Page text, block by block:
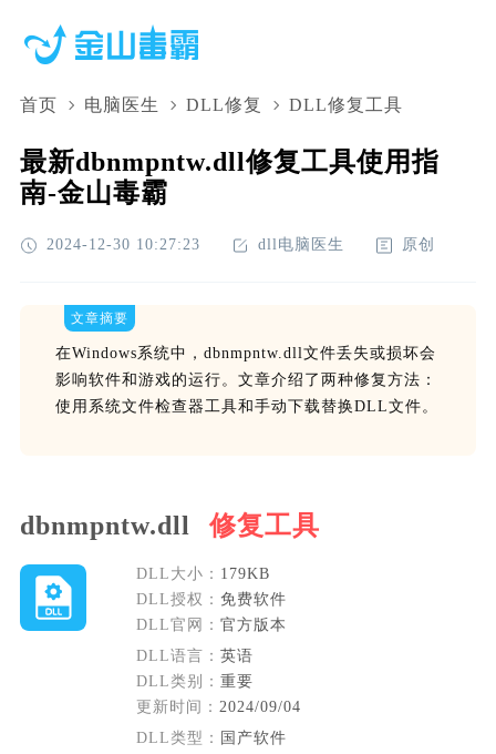
首页 电脑医生 DLL修复 DLL修复工具
最新dbnmpntw.dll修复工具使用指
南-金山毒霸
2024-12-30 10:27:23 dll电脑医生 原创
文章摘要
在Windows系统中，dbnmpntw.dll文件丢失或损坏会
影响软件和游戏的运行。文章介绍了两种修复方法：
使用系统文件检查器工具和手动下载替换DLL文件。
dbnmpntw.dll 修复工具
DLL大小： 179KB
DLL授权： 免费软件
DLL官网： 官方版本
DLL语言： 英语
DLL类别： 重要
更新时间： 2024/09/04
DLL类型：
国产软件